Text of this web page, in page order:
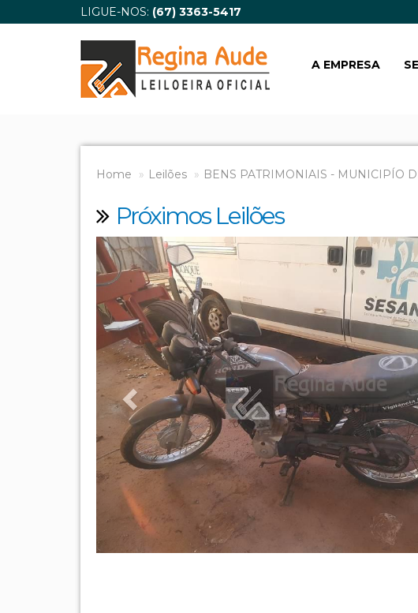
LIGUE-NOS: (67) 3363-5417
A EMPRESA
Home Leilões BENS PATRIMONIAIS - MUNICIPÍO
Próximos Leilões
Previous